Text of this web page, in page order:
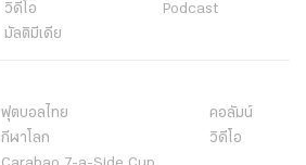
วิดีโอ
Podcast
มัลติมีเดีย
ฟุตบอลไทย
คอลัมน์
กีฬาโลก
วิดีโอ